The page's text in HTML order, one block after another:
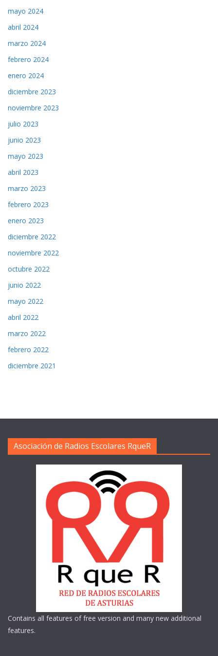
mayo 2024
abril 2024
marzo 2024
febrero 2024
enero 2024
diciembre 2023
noviembre 2023
julio 2023
junio 2023
mayo 2023
abril 2023
marzo 2023
febrero 2023
enero 2023
diciembre 2022
noviembre 2022
octubre 2022
junio 2022
mayo 2022
abril 2022
marzo 2022
febrero 2022
diciembre 2021
Asociación de Radios Escolares RqueR
Contains all features of free version and many new additional
features.